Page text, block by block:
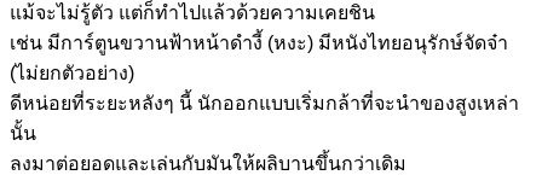
แม้จะไม่รู้ตัว แต่ก็ทำไปแล้วด้วยความเคยชิน
เช่น มีการ์ตูนขวานฟ้าหน้าดำงี้ (หงะ) มีหนังไทยอนุรักษ์จัดจ๋า
(ไม่ยกตัวอย่าง)
ดีหน่อยที่ระยะหลังๆ นี้ นักออกแบบเริ่มกล้าที่จะนำของสูงเหล่า
นั้น
ลงมาต่อยอดและเล่นกับมันให้ผลิบานขึ้นกว่าเดิม